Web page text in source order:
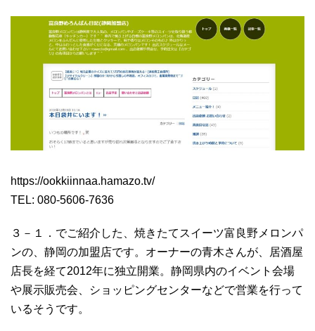
https://ookkiinnaa.hamazo.tv/
TEL: 080-5606-7636
３－１．でご紹介した、焼きたてスイーツ富良野メロンパ
ンの、静岡の加盟店です。オーナーの青木さんが、居酒屋
店長を経て2012年に独立開業。静岡県内のイベント会場
や展示販売会、ショッピングセンターなどで営業を行って
いるそうです。